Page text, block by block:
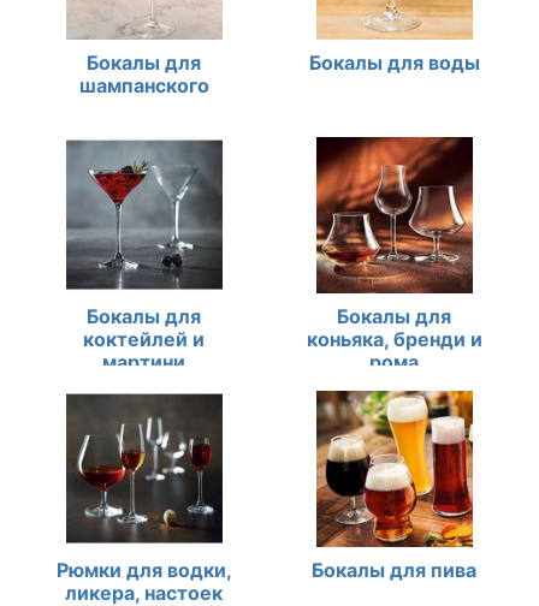
Бокалы для
шампанского
Бокалы для воды
Бокалы для
коктейлей и
мартини
Бокалы для
коньяка, бренди и
рома
Рюмки для водки,
ликера, настоек
Бокалы для пива